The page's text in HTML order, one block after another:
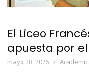
El Liceo
apuesta por
mayo 28, 2026